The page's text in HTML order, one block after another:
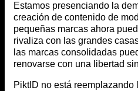
Estamos presenciando la
creación de contenido de
pequeñas marcas ahora
rivaliza con las grandes
las marcas consolidadas
renovarse con una libertad
PiktID no está